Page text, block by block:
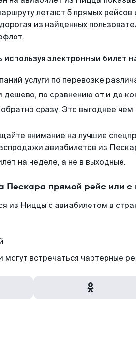
летают 5 прямых рейсов
из найденных
электронный билет
услуги по перевозке
по сравнению от и до
сразу. Это выгоднее
внимание на лучшие
авиабилетов из
на неделе, а не в выходные.
Пескара прямой рейс или с
из Ниццы с авиабилетом в
могут встречаться чартерные